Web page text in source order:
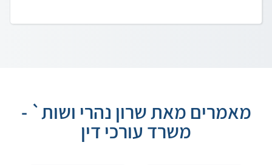
מאמרים מאת שרון נהרי ושות` -
משרד עורכי דין